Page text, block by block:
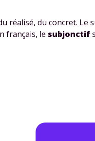
réalisé, du concret.
français, le subjonctif
vos